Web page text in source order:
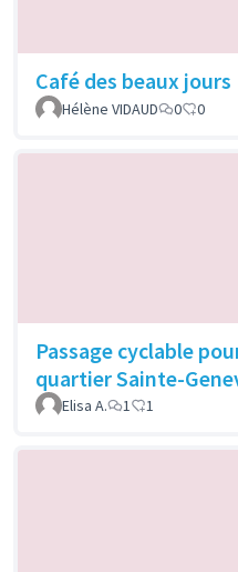
Café des beaux jours
Hélène VIDAUD
0 0
Passage cyclable
quartier Sainte-
Elisa A. 1 1